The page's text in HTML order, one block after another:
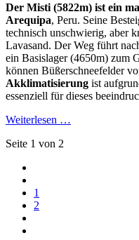
Der Misti (5822m) ist ein
Arequipa, Peru. Seine
technisch unschwierig, aber
Lavasand. Der Weg führt
ein Basislager (4650m) zum
können Büßerschneefelder
Akklimatisierung ist
essenziell für dieses
Weiterlesen …
Seite 1 von 2
1
2